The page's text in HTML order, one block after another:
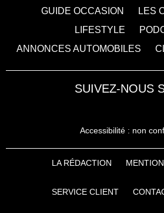
GUIDE OCCASION
LES
LIFESTYLE
ANNONCES AUTOMOBILES
SUIVEZ-NOUS
Accessibilité : non
LA RÉDACTION
SERVICE CLIENT